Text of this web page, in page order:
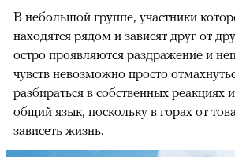
В небольшой группе, участники
находятся рядом и зависят друг от
остро проявляются раздражение и
чувств невозможно просто
разбираться в собственных реакциях
общий язык, поскольку в горах от
зависеть жизнь.